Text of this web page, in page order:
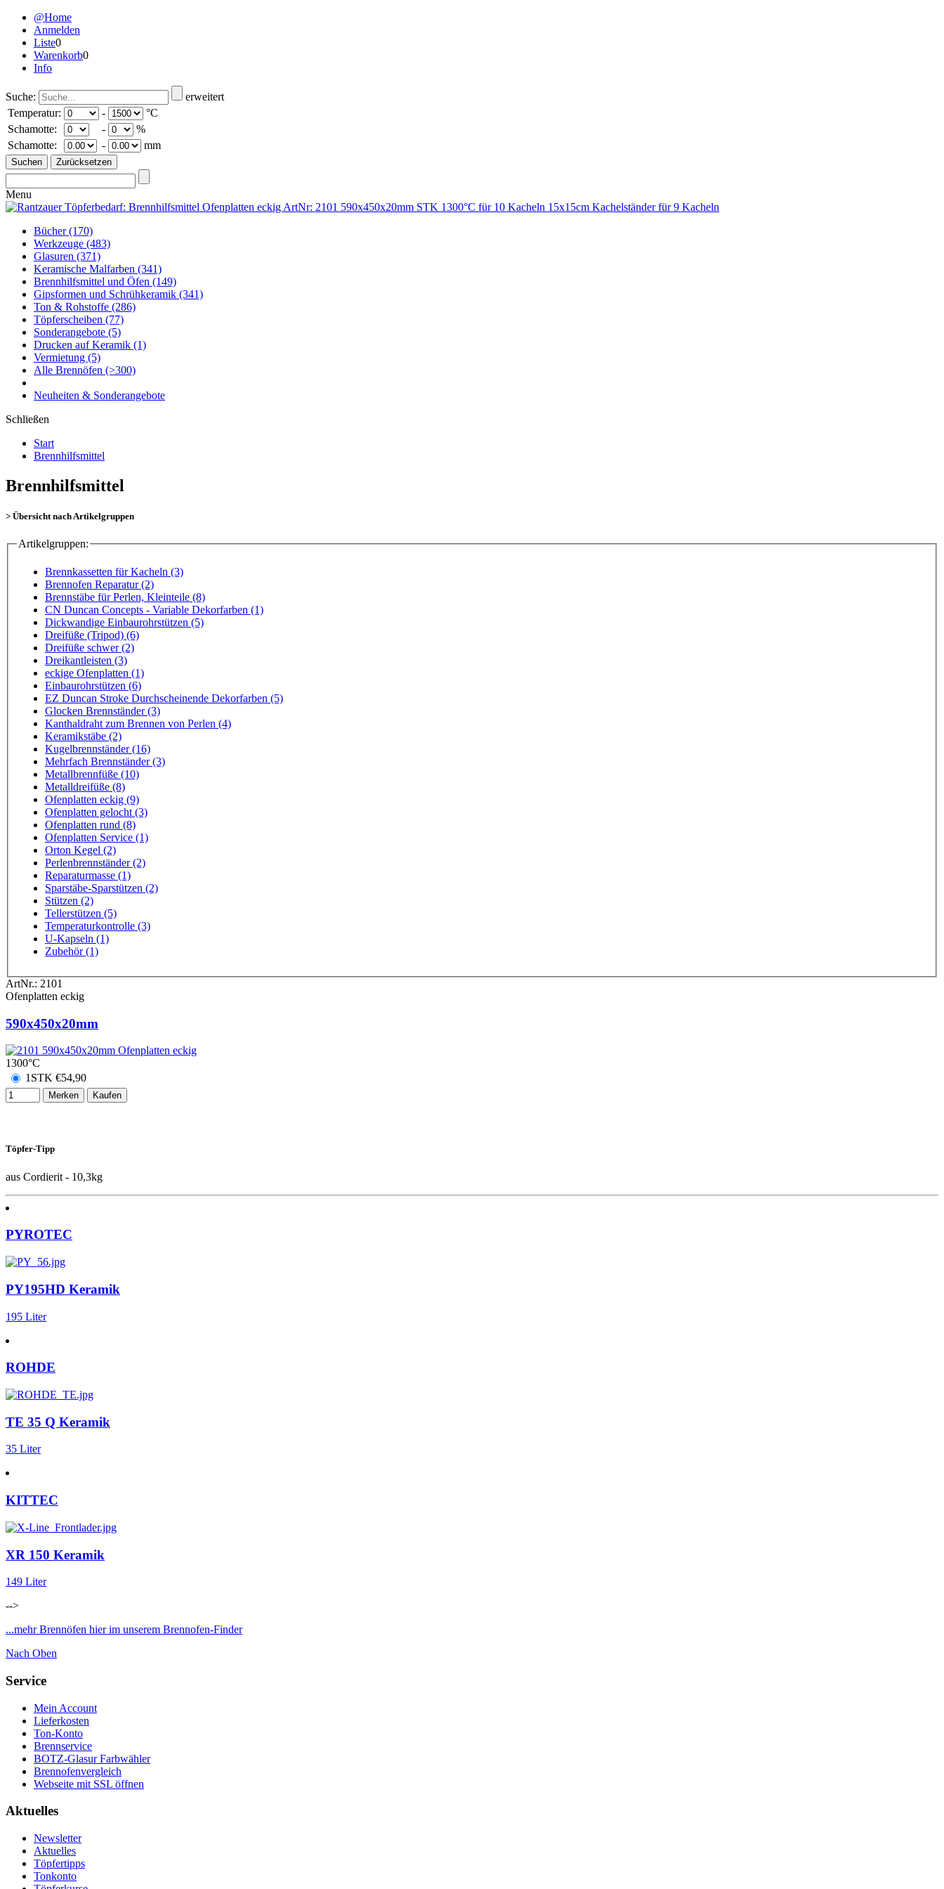
@Home
Anmelden
Liste0
Warenkorb0
Info
Suche:
erweitert
Temperatur:
-
°C
Schamotte:
-
%
Schamotte:
- mm
Menu
Bücher(170)
Werkzeuge (483)
Glasuren (371)
Keramische Malfarben (341)
Brennhilfsmittel und Öfen (149)
Gipsformen und Schrühkeramik (341)
Ton & Rohstoffe (286)
Töpferscheiben (77)
Sonderangebote (5)
Drucken auf Keramik (1)
Vermietung (5)
Alle Brennöfen (>300)
Neuheiten & Sonderangebote
Schließen
Start
Brennhilfsmittel
Brennhilfsmittel
> Übersicht nach Artikelgruppen
Artikelgruppen:
Brennkassetten für Kacheln (3)
Brennofen Reparatur (2)
Brennstäbe für Perlen, Kleinteile (8)
CN Duncan Concepts - Variable Dekorfarben (1)
Dickwandige Einbaurohrstützen (5)
Dreifüße (Tripod) (6)
Dreifüße schwer (2)
Dreikantleisten (3)
eckige Ofenplatten (1)
Einbaurohrstützen (6)
EZ Duncan Stroke Durchscheinende Dekorfarben (5)
Glocken Brennständer (3)
Kanthaldraht zum Brennen von Perlen (4)
Keramikstäbe (2)
Kugelbrennständer (16)
Mehrfach Brennständer (3)
Metallbrennfüße (10)
Metalldreifüße (8)
Ofenplatten eckig (9)
Ofenplatten gelocht (3)
Ofenplatten rund (8)
Ofenplatten Service (1)
Orton Kegel (2)
Perlenbrennständer (2)
Reparaturmasse (1)
Sparstäbe-Sparstützen (2)
Stützen (2)
Tellerstützen (5)
Temperaturkontrolle (3)
U-Kapseln (1)
Zubehör (1)
ArtNr.: 2101
Ofenplatten eckig
590x450x20mm
1300°C
1STK €54,90
Merken Kaufen
Töpfer-Tipp
aus Cordierit - 10,3kg
PYROTEC
PY195HD Keramik
195 Liter
ROHDE
TE 35 Q Keramik
35 Liter
KITTEC
XR 150 Keramik
149 Liter
-->
...mehr Brennöfen hier im unserem Brennofen-Finder
Nach Oben
Service
Mein Account
Lieferkosten
Ton-Konto
Brennservice
BOTZ-Glasur Farbwähler
Brennofenvergleich
Webseite mit SSL öffnen
Aktuelles
Newsletter
Aktuelles
Töpfertipps
Tonkonto